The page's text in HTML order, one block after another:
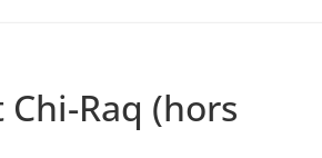
Raq (hors